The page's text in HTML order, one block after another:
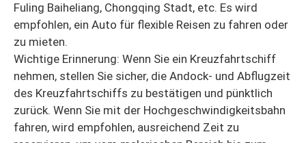
Fuling Baiheliang, Chongqing Stadt, etc. Es wird
empfohlen, ein Auto für flexible Reisen zu fahren oder
zu mieten.
Wichtige Erinnerung: Wenn Sie ein Kreuzfahrtschiff
nehmen, stellen Sie sicher, die Andock- und Abflugzeit
des Kreuzfahrtschiffs zu bestätigen und pünktlich
zurück. Wenn Sie mit der Hochgeschwindigkeitsbahn
fahren, wird empfohlen, ausreichend Zeit zu